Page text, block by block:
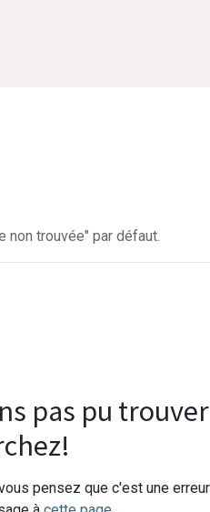
trouvée" par défaut.
pas pu
pensez que c'est une